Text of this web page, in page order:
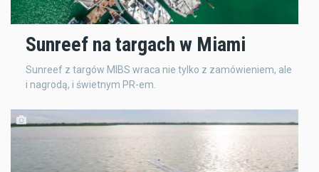
Sunreef na targach w Miami
Sunreef z targów MIBS wraca nie tylko z zamówieniem, ale
i nagrodą, i świetnym PR-em.